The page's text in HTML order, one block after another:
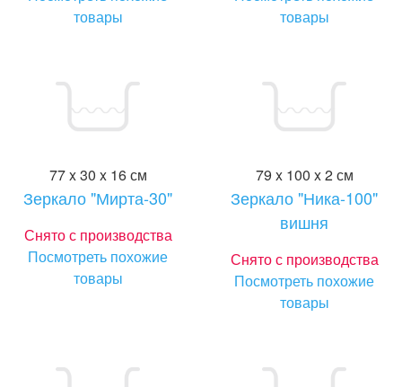
товары
товары
77 x 30 x 16 см
Зеркало "Мирта-30"
Снято с производства
Посмотреть похожие
товары
79 x 100 x 2 см
Зеркало "Ника-100"
вишня
Снято с производства
Посмотреть похожие
товары